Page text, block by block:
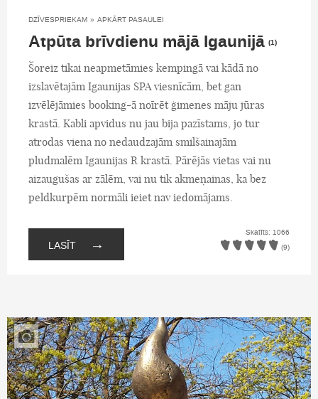
DZĪVESPRIEKAM » APKĀRT PASAULEI
Atpūta brīvdienu mājā Igaunijā (1)
Šoreiz tikai neapmetāmies kempingā vai kādā no
izslavētajām Igaunijas SPA viesnīcām, bet gan
izvēlējāmies booking-ā noīrēt ģimenes māju jūras
krastā. Kabli apvidus nu jau bija pazīstams, jo tur
atrodas viena no nedaudzajām smilšainajām
pludmalēm Igaunijas R krastā. Pārējās vietas vai nu
aizaugušas ar zālēm, vai nu tik akmeņainas, ka bez
peldkurpēm normāli ieiet nav iedomājams.
LASĪT →
Skatīts: 1066
(9)